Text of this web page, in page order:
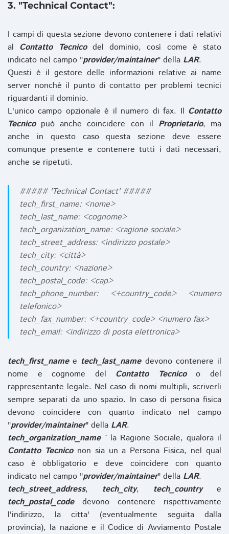
3. "Technical Contact":
I campi di questa sezione devono contenere i dati relativi
al Contatto Tecnicodel dominio, così come è stato
indicato nel campo "provider/maintainer" della LAR.
Questi è il gestore delle informazioni relative ai name
server nonchè il punto di contatto per problemi tecnici
riguardanti il dominio.
L'unico campo opzionale è il numero di fax. Il Contatto
Tecnicopuò anche coincidere con il Proprietario, ma
anche in questo caso questa sezione deve essere
comunque presente e contenere tutti i dati necessari,
anche se ripetuti.
##### 'Technical Contact' #####
tech_first_name: <nome>
tech_last_name: <cognome>
tech_organization_name: <ragione sociale>
tech_street_address: <indirizzo postale>
tech_city: <città>
tech_country: <nazione>
tech_postal_code: <cap>
tech_phone_number: <+country_code> <numero
telefonico>
tech_fax_number: <+country_code> <numero fax>
tech_email: <indirizzo di posta elettronica>
tech_first_namee tech_last_namedevono contenere il
nome e cognome del Contatto Tecnicoo del
rappresentante legale. Nel caso di nomi multipli, scriverli
sempre separati da uno spazio. In caso di persona fisica
devono coincidere con quanto indicato nel campo
"provider/maintainer" della LAR.
tech_organization_name` la Ragione Sociale, qualora il
Contatto Tecniconon sia un a Persona Fisica, nel qual
caso è obbligatorio e deve coincidere con quanto
indicato nel campo "provider/maintainer" della LAR.
tech_street_address, tech_city, tech_countrye
tech_postal_codedevono contenere rispettivamente
l'indirizzo, la citta' (eventualmente seguita dalla
provincia), la nazione e il Codice di Avviamento Postale